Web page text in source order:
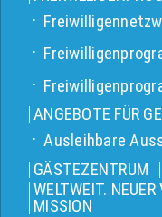
ANGEBOTE FÜR
Ausleihbare
GÄSTEZENTRUM
WELTWEIT. NEUER
MISSION